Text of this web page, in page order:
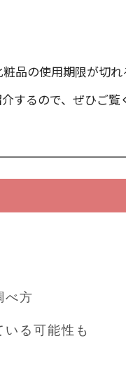
品の使用期限が切
するので、ぜひご覧
べ方
る可能性も